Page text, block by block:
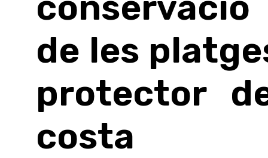
de les
protector
costa